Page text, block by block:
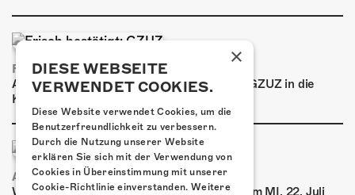
FRISCH BESTÄTIGT: GZUZ
Am Donnerstag, 29. Oktober 2026 kommt GZUZ in die
Kulturfabrik Kofmehl!
AIRBOURNE - SPECIAL SUMMER SHOW
Wow, das ist ein Ding! Airbourne kommen am MI, 22. Juli
×
DIESE WEBSEITE
VERWENDET COOKIES.
Diese Website verwendet Cookies, um die
Benutzerfreundlichkeit zu verbessern.
Durch die Nutzung unserer Website
erklären Sie sich mit der Verwendung von
Cookies in Übereinstimmung mit unserer
Cookie-Richtlinie einverstanden. Weitere